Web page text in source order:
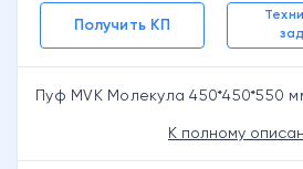
Получить КП
Пуф MVK Молекула 450*450*550
К полному